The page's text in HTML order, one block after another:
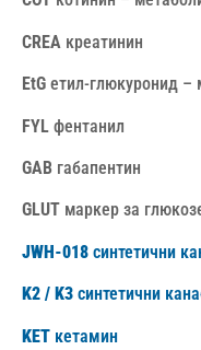
CREA креатинин
EtG етил-глюкуронид –
FYL фентанил
GAB габапентин
GLUT маркер за
JWH-018 синтетични
K2 / K3 синтетични
KET кетамин